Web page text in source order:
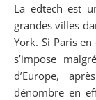
La edtech est
grandes villes
York. Si Paris
s’impose
d’Europe,
dénombre en